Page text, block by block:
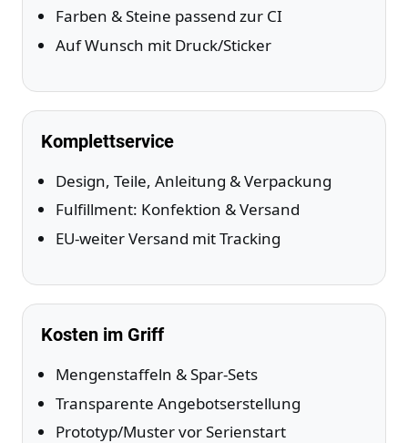
Farben & Steine passend zur CI
Auf Wunsch mit Druck/Sticker
Komplettservice
Design, Teile, Anleitung & Verpackung
Fulfillment: Konfektion & Versand
EU‑weiter Versand mit Tracking
Kosten im Griff
Mengenstaffeln & Spar‑Sets
Transparente Angebotserstellung
Prototyp/Muster vor Serienstart